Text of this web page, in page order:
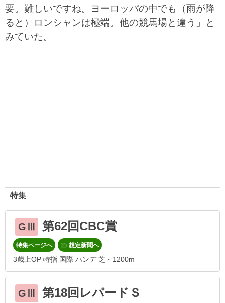
要。難しいですね。ヨーロッパの中でも（雨が降
ると）ロンシャンは極端。他の競馬場と違う」と
みていた。
特集
GⅢ 第62回CBC賞
特集ページへ 想定新聞へ
3歳上OP 特指 国際 ハンデ 芝・1200m
GⅢ 第18回レパードＳ